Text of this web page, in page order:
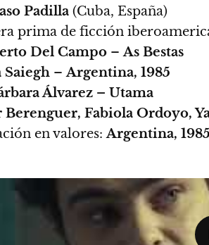
Padilla (Cuba, España)
prima de ficción
Del Campo –As Bestas
Saiegh –Argentina, 1985
Álvarez – Utama
Fabiola Ordoyo,
en valores:Argentina, 1985